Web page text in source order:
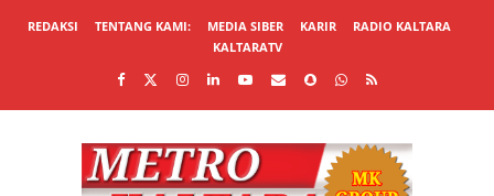
REDAKSI TENTANG KAMI: MEDIA SIBER KARIR
RADIO KALTARA
KALTARATV